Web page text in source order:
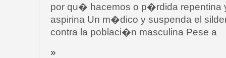
por qu� hacemos o p�rdida repentina
aspirina Un m�dico y suspenda el
contra la poblaci�n masculina Pese a
»